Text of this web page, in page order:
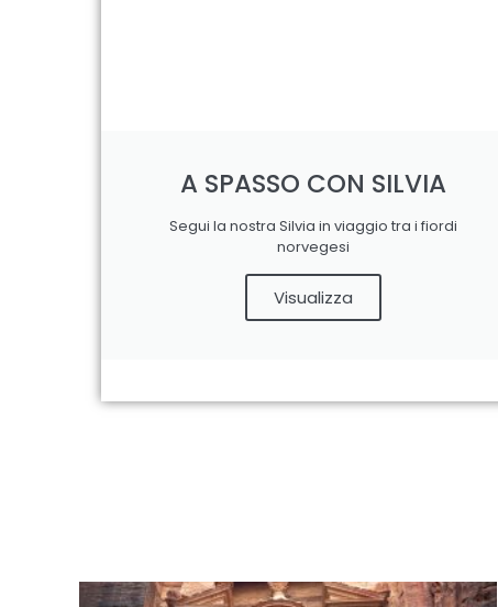
A SPASSO CON SILVIA
Segui la nostra Silvia in viaggio tra i fiordi
norvegesi
Visualizza